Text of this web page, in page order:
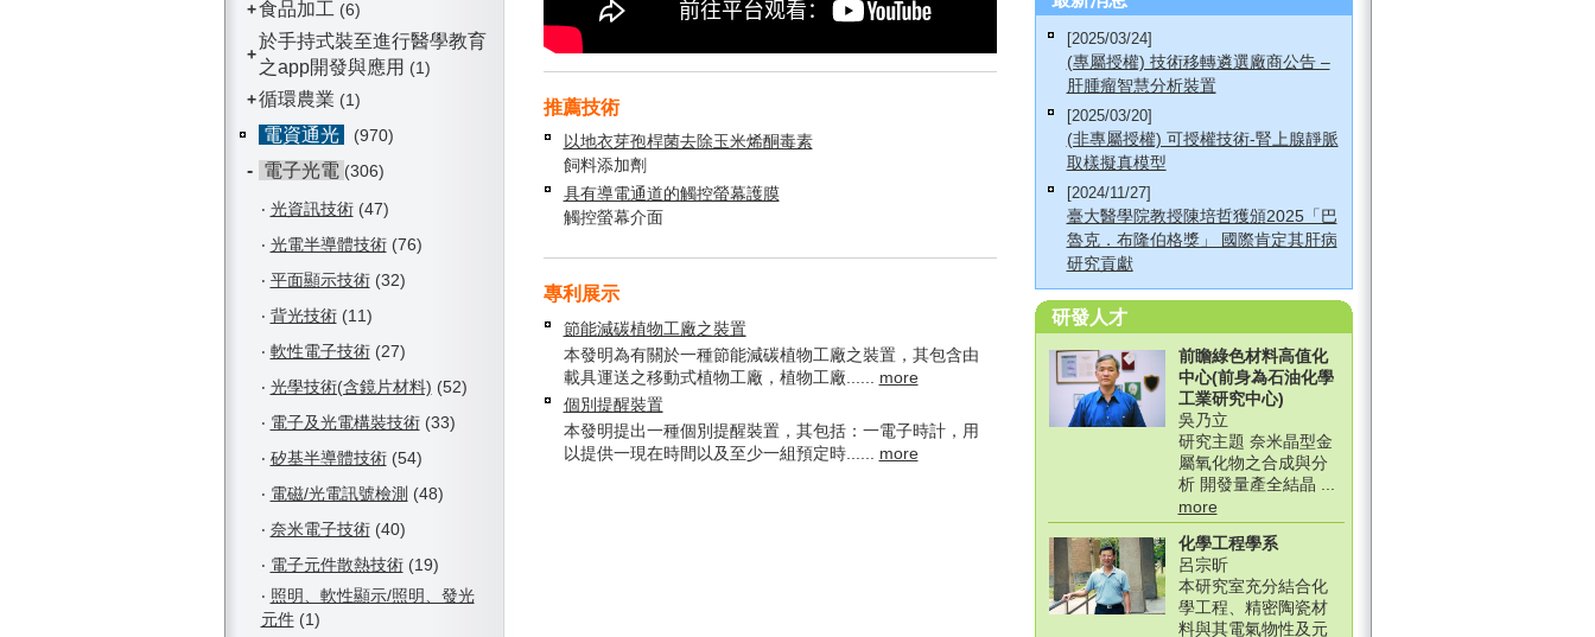
+食品加工 (6)
+
於手持式裝至進行醫學教育
之app開發與應用 (1)
+循環農業 (1)
電資通光 (970)
- 電子光電 (306)
‧ 光資訊技術(47)
‧ 光電半導體技術(76)
‧ 平面顯示技術(32)
‧ 背光技術(11)
‧ 軟性電子技術(27)
‧ 光學技術(含鏡片材料) (52)
‧ 電子及光電構裝技術(33)
‧ 矽基半導體技術(54)
‧ 電磁/光電訊號檢測 (48)
‧ 奈米電子技術(40)
‧ 電子元件散熱技術(19)
‧ 照明、軟性顯示/照明、發光
元件(1)
推薦技術
以地衣芽孢桿菌去除玉米烯酮毒素
飼料添加劑
具有導電通道的觸控螢幕護膜
觸控螢幕介面
專利展示
節能減碳植物工廠之裝置
本發明為有關於一種節能減碳植物工廠之裝置，其包含由
載具運送之移動式植物工廠，植物工廠...... more
個別提醒裝置
本發明提出一種個別提醒裝置，其包括：一電子時計，用
以提供一現在時間以及至少一組預定時...... more
[2025/03/24]
(專屬授權) 技術移轉遴選廠商公告 –
肝腫瘤智慧分析裝置
[2025/03/20]
(非專屬授權) 可授權技術-腎上腺靜脈
取樣擬真模型
[2024/11/27]
臺大醫學院教授陳培哲獲頒2025「巴
魯克．布隆伯格獎」 國際肯定其肝病
研究貢獻
研發人才
前瞻綠色材料高值化
中心(前身為石油化學
工業研究中心)
吳乃立
研究主題 奈米晶型金
屬氧化物之合成與分
析 開發量產全結晶 ...
more
化學工程學系
呂宗昕
本研究室充分結合化
學工程、精密陶瓷材
料與其電氣物性及元